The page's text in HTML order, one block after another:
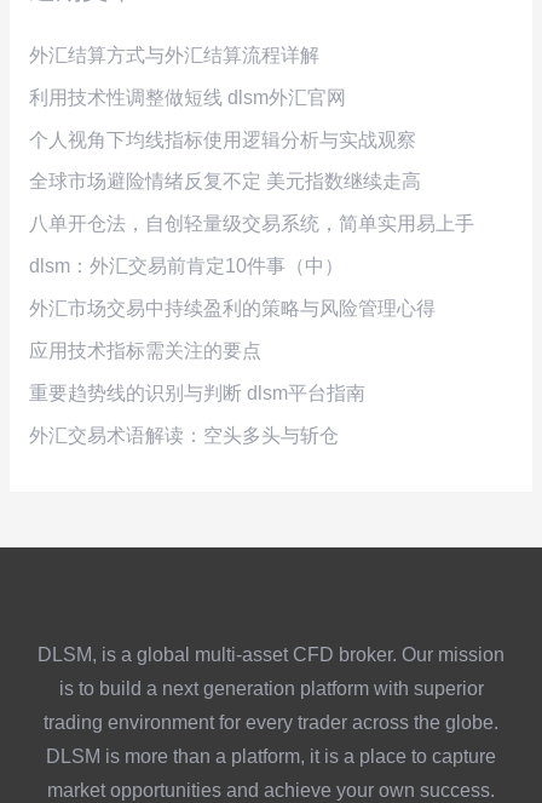
外汇结算方式与外汇结算流程详解
利用技术性调整做短线 dlsm外汇官网
个人视角下均线指标使用逻辑分析与实战观察
全球市场避险情绪反复不定 美元指数继续走高
八单开仓法，自创轻量级交易系统，简单实用易上手
dlsm：外汇交易前肯定10件事（中）
外汇市场交易中持续盈利的策略与风险管理心得
应用技术指标需关注的要点
重要趋势线的识别与判断 dlsm平台指南
外汇交易术语解读：空头多头与斩仓
DLSM, is a global multi-asset CFD broker. Our mission
is to build a next generation platform with superior
trading environment for every trader across the globe.
DLSM is more than a platform, it is a place to capture
market opportunities and achieve your own success.